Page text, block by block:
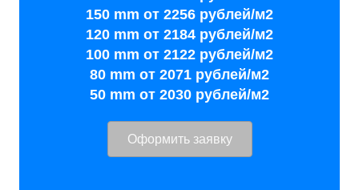
150 mm от 2256 рублей/м2
120 mm от 2184 рублей/м2
100 mm от 2122 рублей/м2
80 mm от 2071 рублей/м2
50 mm от 2030 рублей/м2
Оформить заявку